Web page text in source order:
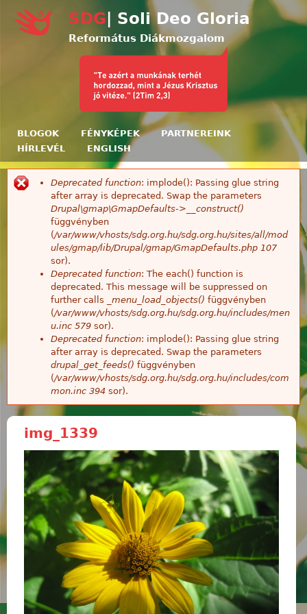
Ugrás a tartalomra
SDG | Soli Deo Gloria
Református Diákmozgalom
BLOGOK FÉNYKÉPEK
PARTNEREINK
HÍRLEVÉL
ENGLISH
Hibaüzenet
Deprecated function: implode(): Passing glue string
after array is deprecated. Swap the parameters
Drupal\gmap\GmapDefaults->__construct()
függvényben
(/var/www/vhosts/sdg.org.hu/sdg.org.hu/sites/all/mod
ules/gmap/lib/Drupal/gmap/GmapDefaults.php 107
sor).
Deprecated function: The each() function is
deprecated. This message will be suppressed on
further calls
_menu_load_objects() függvényben
(/var/www/vhosts/sdg.org.hu/sdg.org.hu/includes/men
u.inc 579 sor).
Deprecated function: implode(): Passing glue string
after array is deprecated. Swap the parameters
drupal_get_feeds() függvényben
(/var/www/vhosts/sdg.org.hu/sdg.org.hu/includes/com
mon.inc 394 sor).
img_1339